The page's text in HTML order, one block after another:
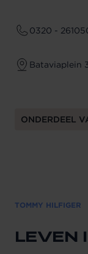
0320 -
Bataviaplein
ONDERDEEL
TOMMY HILFIGER
LEVEN